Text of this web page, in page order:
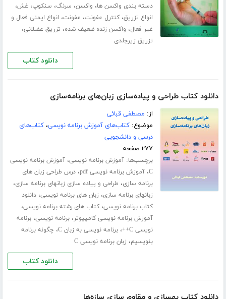
دسته بندی واکسن ها، واکسن، سرنگ، سنکوپ، غش،
انواع تزریق،کنترل عفونت، عفونت، انواع ایمنی فعال و
غیر فعال، واکسن زنده ضعیف شده، تزریق عضلانی،
تزریق زیرجلدی
دانلود کتاب
دانلود کتاب طراحی و پیاده‌سازی زبان‌های برنامه‌سازی
از: مصطفی قبائی
موضوع:کتاب‌های آموزش برنامه نویسی،کتاب‌های
درسی و دانشجویی
۲۷۷ صفحه
برچسب‌ها:آموزش برنامه نویسی،آموزش برنامه نویسی
C،آموزش برنامه نویسی pdf ،درس طراحی زبان های
برنامه سازی، طراحی و پیاده سازی زبانهای برنامه سازی،
زبانهای برنامه سازی، زبان های برنامه نویسی،دانلود
کتاب برنامه نویسی،کتاب های رشته برنامه نویسی،
آموزش برنامه نویسی کامپیوتر،برنامه نویسی،برنامه
نویسی C++
،برنامه نویسی به زبان C ، چگونه برنامه
بنویسیم، زبان برنامه نویسی C
دانلود کتاب